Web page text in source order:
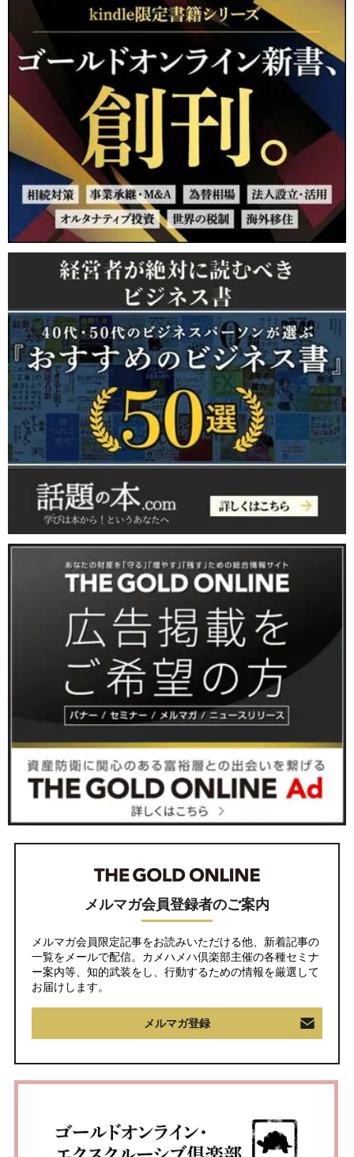
メルマガ会員登録者のご案内
メルマガ会員限定記事をお読みいただける他、新着記事の
一覧をメールで配信。カメハメハ倶楽部主催の各種セミナ
ー案内等、知的武装をし、行動するための情報を厳選して
お届けします。
メルマガ登録